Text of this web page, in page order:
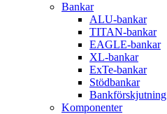
Bankar
ALU-bankar
TITAN-bankar
EAGLE-bankar
XL-bankar
ExTe-bankar
Stödbankar
Bankförskjutning
Komponenter